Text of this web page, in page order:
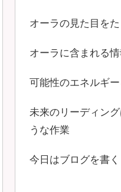
オーラの見た目を
オーラに含まれる
可能性のエネルギ
未来のリーディン
うな作業
今日はブログを書